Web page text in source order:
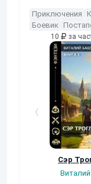
Приключения
Боевик
10 за
Сэр